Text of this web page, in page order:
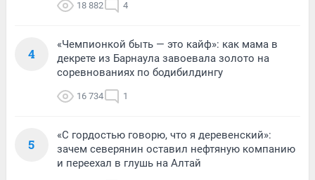
18 882 4
4
«Чемпионкой быть — это кайф»: как мама в
декрете из Барнаула завоевала золото на
соревнованиях по бодибилдингу
16 734 1
5
«С гордостью говорю, что я деревенский»:
зачем северянин оставил нефтяную компанию
и переехал в глушь на Алтай